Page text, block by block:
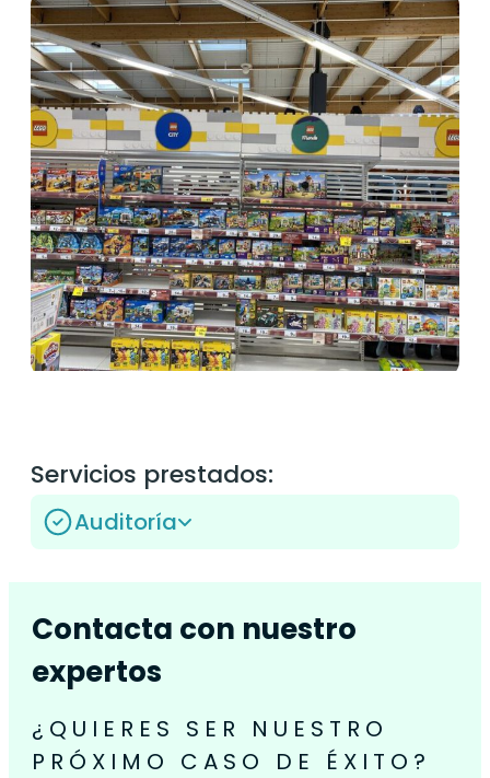
Servicios prestados:
Auditoría
Contacta con nuestro
expertos
¿QUIERES SER NUESTRO
PRÓXIMO CASO DE ÉXITO?